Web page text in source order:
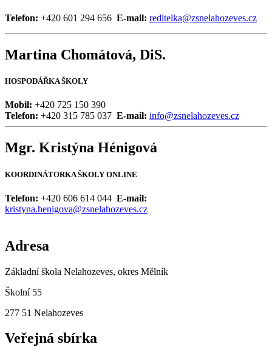
Telefon: +420 601 294 656 E-mail: reditelka@zsnelahozeves.cz
Martina Chomátová, DiS.
HOSPODÁŘKA ŠKOLY
Mobil: +420 725 150 390
Telefon: +420 315 785 037 E-mail: info@zsnelahozeves.cz
Mgr. Kristýna Hénigová
KOORDINÁTORKA ŠKOLY ONLINE
Telefon: +420 606 614 044 E-mail:
kristyna.henigova@zsnelahozeves.cz
Adresa
Základní škola Nelahozeves, okres Mělník
Školní 55
277 51 Nelahozeves
Veřejná sbírka